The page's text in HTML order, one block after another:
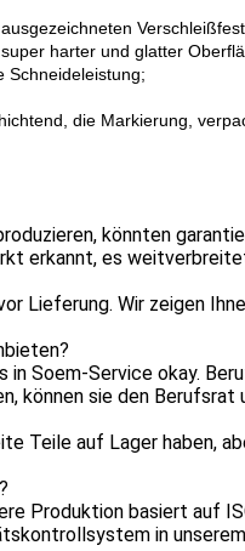
harter und glatter
Schneideleistung;
die Markierung,
könnten
erkannt, es
Lieferung. Wir zeigen
in Soem-Service okay.
können sie den Berufsrat
Teile auf Lager haben,
Produktion basiert auf
in